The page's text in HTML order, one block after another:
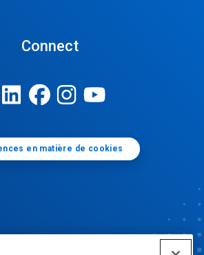
Connect
en matière de cookies